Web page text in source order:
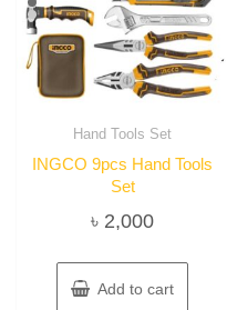
Hand Tools Set
INGCO 9pcs Hand Tools
Set
৳ 2,000
Add to cart